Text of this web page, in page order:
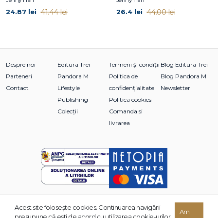
24.87 lei 41.44 lei 26.4 lei 44.00 lei
Despre noi
Parteneri
Contact
Editura Trei
Pandora M
Lifestyle
Publishing
Colecții
Termeni și condiții
Politica de
confidențialitate
Politica cookies
Comanda si
livrarea
Blog Editura Trei
Blog Pandora M
Newsletter
© 2026 Grupul Editorial TREI. Toate drepturile rezervate.
Acest site foloseşte cookies. Continuarea navigării
presupune că eşti de acord cu utilizarea cookie-urilor.
Am